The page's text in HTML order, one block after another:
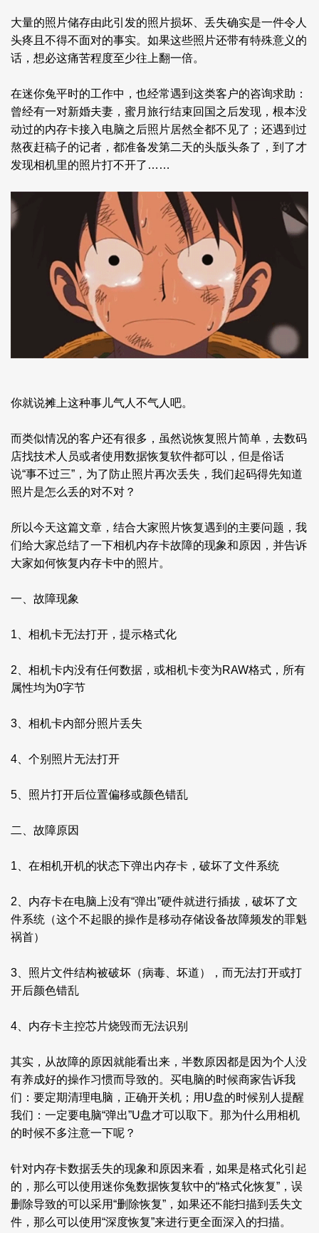
大量的照片储存由此引发的照片损坏、丢失确实是一件令人
头疼且不得不面对的事实。如果这些照片还带有特殊意义的
话，想必这痛苦程度至少往上翻一倍。
在迷你兔平时的工作中，也经常遇到这类客户的咨询求助：
曾经有一对新婚夫妻，蜜月旅行结束回国之后发现，根本没
动过的内存卡接入电脑之后照片居然全都不见了；还遇到过
熬夜赶稿子的记者，都准备发第二天的头版头条了，到了才
发现相机里的照片打不开了……
你就说摊上这种事儿气人不气人吧。
而类似情况的客户还有很多，虽然说恢复照片简单，去数码
店找技术人员或者使用数据恢复软件都可以，但是俗话
说“事不过三”，为了防止照片再次丢失，我们起码得先知道
照片是怎么丢的对不对？
所以今天这篇文章，结合大家照片恢复遇到的主要问题，我
们给大家总结了一下相机内存卡故障的现象和原因，并告诉
大家如何恢复内存卡中的照片。
一、故障现象
1、相机卡无法打开，提示格式化
2、相机卡内没有任何数据，或相机卡变为RAW格式，所有
属性均为0字节
3、相机卡内部分照片丢失
4、个别照片无法打开
5、照片打开后位置偏移或颜色错乱
二、故障原因
1、在相机开机的状态下弹出内存卡，破坏了文件系统
2、内存卡在电脑上没有“弹出”硬件就进行插拔，破坏了文
件系统（这个不起眼的操作是移动存储设备故障频发的罪魁
祸首）
3、照片文件结构被破坏（病毒、坏道），而无法打开或打
开后颜色错乱
4、内存卡主控芯片烧毁而无法识别
其实，从故障的原因就能看出来，半数原因都是因为个人没
有养成好的操作习惯而导致的。买电脑的时候商家告诉我
们：要定期清理电脑，正确开关机；用U盘的时候别人提醒
我们：一定要电脑“弹出”U盘才可以取下。那为什么用相机
的时候不多注意一下呢？
针对内存卡数据丢失的现象和原因来看，如果是格式化引起
的，那么可以使用迷你兔数据恢复软中的“格式化恢复”，误
删除导致的可以采用“删除恢复”，如果还不能扫描到丢失文
件，那么可以使用“深度恢复”来进行更全面深入的扫描。